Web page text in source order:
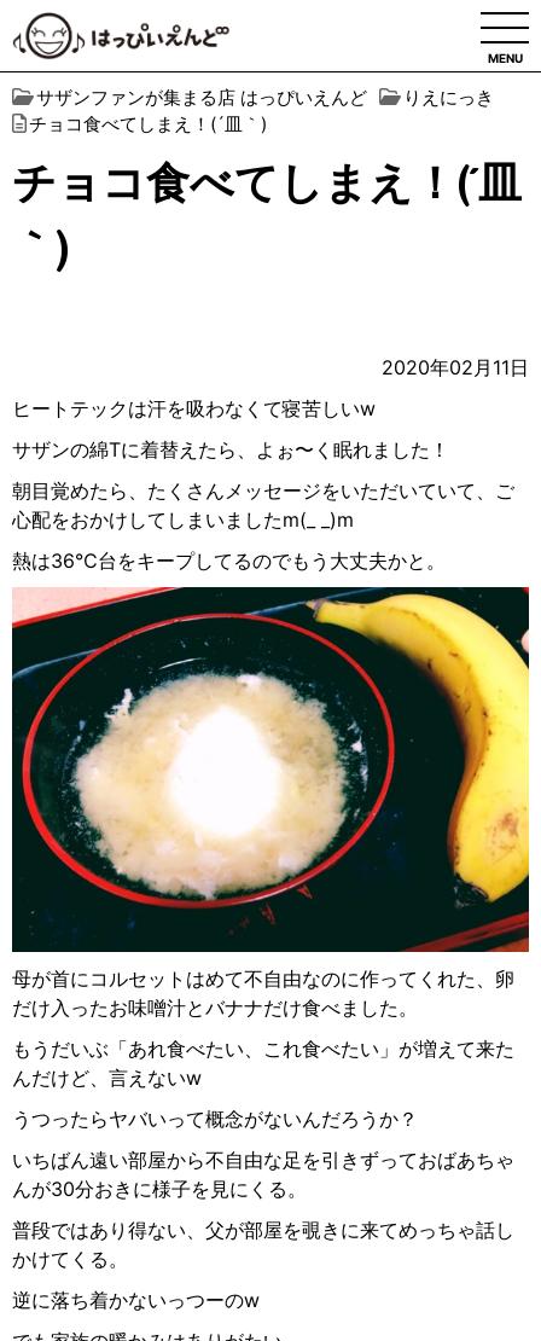
MENU
サザンファンが集まる店 はっぴいえんど
りえにっき
チョコ食べてしまえ！(´皿｀)
チョコ食べてしまえ！(´皿
｀)
2020年02月11日
ヒートテックは汗を吸わなくて寝苦しいw
サザンの綿Tに着替えたら、よぉ〜く眠れました！
朝目覚めたら、たくさんメッセージをいただいていて、ご
心配をおかけしてしまいましたm(_ _)m
熱は36℃台をキープしてるのでもう大丈夫かと。
母が首にコルセットはめて不自由なのに作ってくれた、卵
だけ入ったお味噌汁とバナナだけ食べました。
もうだいぶ「あれ食べたい、これ食べたい」が増えて来た
んだけど、言えないw
うつったらヤバいって概念がないんだろうか？
いちばん遠い部屋から不自由な足を引きずっておばあちゃ
んが30分おきに様子を見にくる。
普段ではあり得ない、父が部屋を覗きに来てめっちゃ話し
かけてくる。
逆に落ち着かないっつーのw